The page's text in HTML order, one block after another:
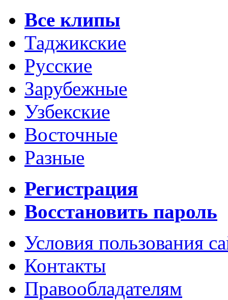
Все клипы
Таджикские
Русские
Зарубежные
Узбекские
Восточные
Разные
Регистрация
Восстановить пароль
Условия пользования
Контакты
Правообладателям